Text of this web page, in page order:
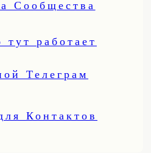
Сообщества
работает
Телеграм
Контактов